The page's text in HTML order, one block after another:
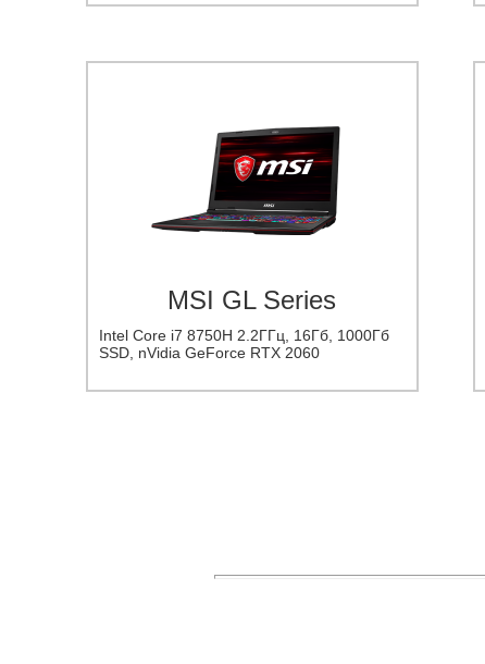
MSI GL Series
Intel Core i7 8750H 2.2ГГц, 16Гб, 1000Гб
SSD, nVidia GeForce RTX 2060